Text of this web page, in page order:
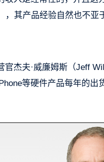
其产品经验自然也不亚
杰夫·威廉姆斯（Jeff
等硬件产品每年的